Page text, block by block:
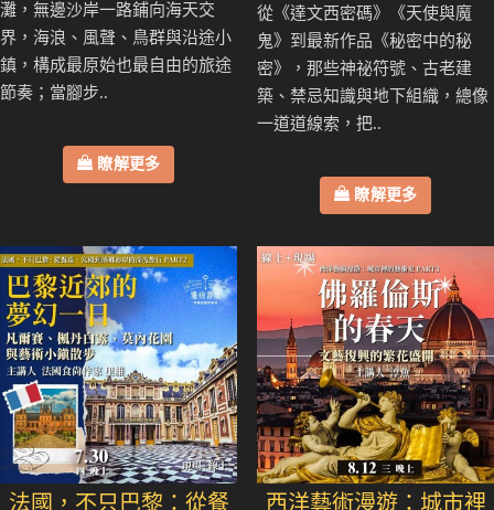
灘，無邊沙岸一路鋪向海天交
界，海浪、風聲、鳥群與沿途小
鎮，構成最原始也最自由的旅途
節奏；當腳步..
瞭解更多
從《達文西密碼》《天使與魔
鬼》到最新作品《秘密中的秘
密》，那些神祕符號、古老建
築、禁忌知識與地下組織，總像
一道道線索，把..
瞭解更多
法國，不只巴黎：從餐
西洋藝術漫遊：城市裡